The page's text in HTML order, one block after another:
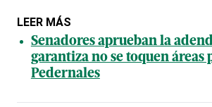
LEER MÁS
Senadores aprueban la
garantiza no se toquen áreas
Pedernales